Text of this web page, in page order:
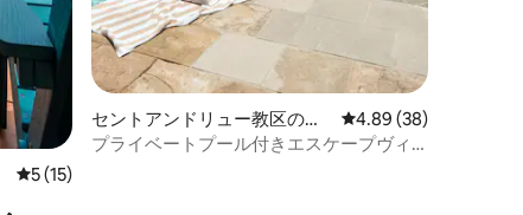
レビュー15件、5つ星中5つ星の平均評価
5 (15)
セントアンドリュー教区のヴ
ィラ
レビュー38件、5つ星
4.89 (38)
プライベートプール付きエスケープヴィ